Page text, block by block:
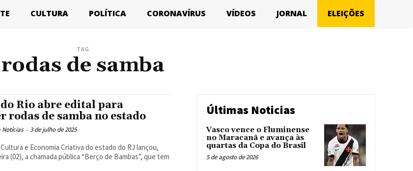
CULTURA POLÍTICA CORONAVÍRUS VÍDEOS JORNAL ELEIÇÕES
TAG
rodas de samba
Rio abre edital para
rodas de samba no estado
Notícias - 3 de julho de 2025
e Economia Criativa do estado do RJ lançou,
(02), a chamada pública “Berço de Bambas”, que tem
Últimas Noticias
Vasco vence o Fluminense
no Maracanã e avança às
quartas da Copa do Brasil
5 de agosto de 2026